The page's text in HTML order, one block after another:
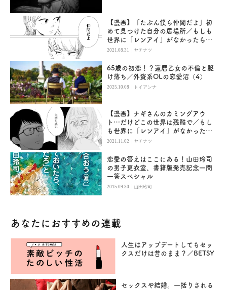
【漫画】「たぶん僕ら仲間だよ」初
めて見つけた自分の居場所／もしも
世界に「レンアイ」がなかったら
（７）
2021.08.31 |ヤチナツ
65歳の初恋！？還暦乙女の不倫と駆
け落ち／外資系OLの恋愛沼（4）
2025.10.08 | トイアンナ
【漫画】ナギさんのカミングアウ
ト…だけどこの世界は残酷で／もし
も世界に「レンアイ」がなかったら
（１４）
2021.11.02 |ヤチナツ
恋愛の答えはここにある！山田玲司
の男子更衣室、書籍版発売記念一問
一答スペシャル
2015.09.30 |山田玲司
あなたにおすすめの連載
人生はアップデートしてもセッ
クスだけは昔のまま？／BETSY
セックスや結婚。一括りされる